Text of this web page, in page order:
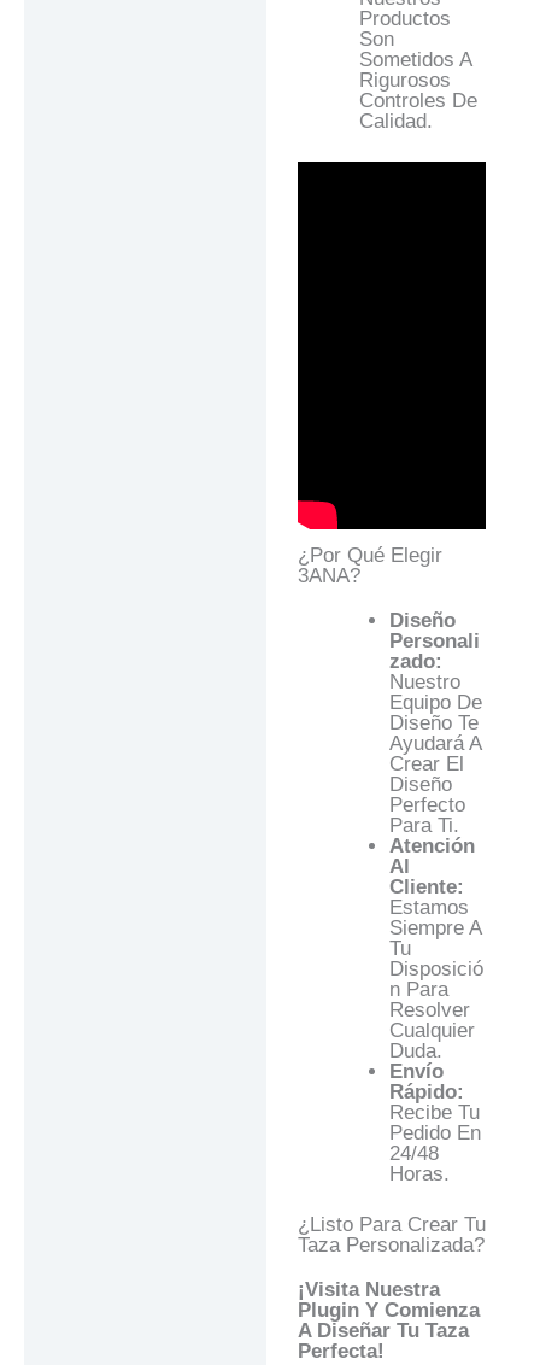
Productos
Son
Sometidos A
Rigurosos
Controles De
Calidad.
¿Por Qué Elegir
3ANA?
Diseño
Personali
Zado:
Nuestro
Equipo De
Diseño Te
Ayudará A
Crear El
Diseño
Perfecto
Para Ti.
Atención
Al
Cliente:
Estamos
Siempre A
Tu
Disposició
N Para
Resolver
Cualquier
Duda.
Envío
Rápido:
Recibe Tu
Pedido En
24/48
Horas.
¿Listo Para Crear Tu
Taza Personalizada?
¡Visita Nuestra
Plugin Y Comienza
A Diseñar Tu Taza
Perfecta!